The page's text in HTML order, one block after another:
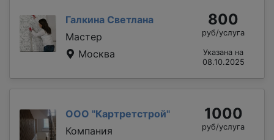
Галкина Светлана
Мастер
Москва
800
руб/услуга
Указана на
08.10.2025
ООО "Картретстрой"
Компания
1000
руб/услуга